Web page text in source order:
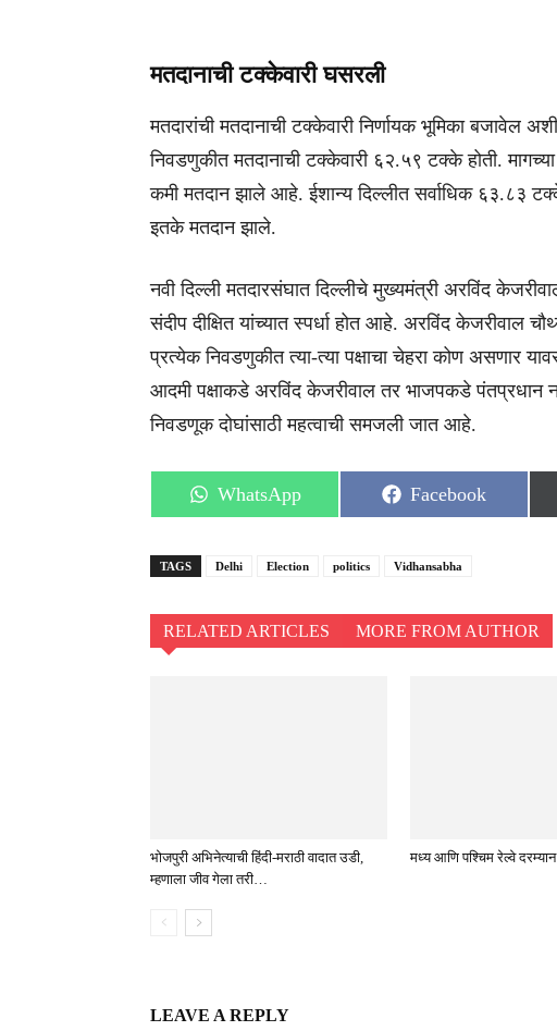
मतदानाची टक्केवारी घसरली
मतदारांची मतदानाची टक्केवारी निर्णायक भूमिका बजावेल
निवडणुकीत मतदानाची टक्केवारी ६२.५९ टक्के होती.
कमी मतदान झाले आहे. ईशान्य दिल्लीत सर्वाधिक ६३.८३
इतके मतदान झाले.
नवी दिल्ली मतदारसंघात दिल्लीचे मुख्यमंत्री अरविंद
संदीप दीक्षित यांच्यात स्पर्धा होत आहे. अरविंद केजरीवाल
प्रत्येक निवडणुकीत त्या-त्या पक्षाचा चेहरा कोण असणार
आदमी पक्षाकडे अरविंद केजरीवाल तर भाजपकडे पंतप्रधान
निवडणूक दोघांसाठी महत्वाची समजली जात आहे.
Share
on
WhatsApp
Share
on
Facebook
TAGS Delhi Election politics Vidhansabha
RELATED ARTICLES MORE FROM AUTHOR
भोजपुरी अभिनेत्याची हिंदी-मराठी वादात उडी,
म्हणाला जीव गेला तरी…
मध्य आणि पश्चिम रेल्वे
LEAVE A REPLY